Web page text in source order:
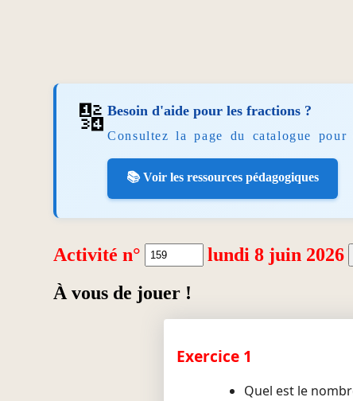
🔢Besoin d'aide pour les fractions ?
Consultez la page du catalogue
📚 Voir les ressources pédagogiques
Activité n°
lundi 8 juin 2026
À vous de jouer !
Exercice 1
Quel est le